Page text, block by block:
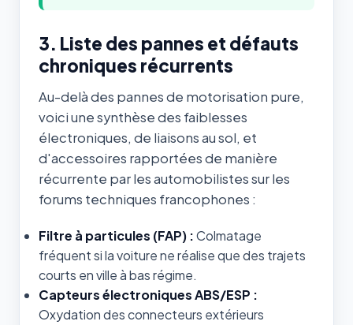
3. Liste des pannes et défauts
chroniques récurrents
Au-delà des pannes de motorisation pure,
voici une synthèse des faiblesses
électroniques, de liaisons au sol, et
d'accessoires rapportées de manière
récurrente par les automobilistes sur les
forums techniques francophones :
Filtre à particules (FAP) :Colmatage
fréquent si la voiture ne réalise que des trajets
courts en ville à bas régime.
Capteurs électroniques ABS/ESP :
Oxydation des connecteurs extérieurs